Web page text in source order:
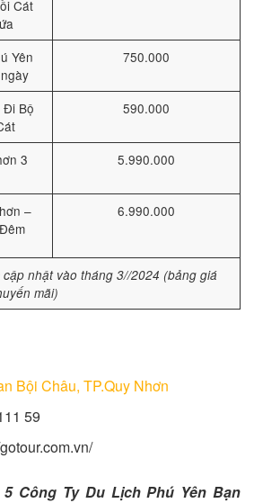
Cát
Yên
750.000
Đi Bộ
590.000
3
5.990.000
–
6.990.000
nhật vào tháng 3//2024 (bảng giá
mãi)
Bội Châu, TP.Quy Nhơn
59
Công Ty Du Lịch Phú Yên Bạn